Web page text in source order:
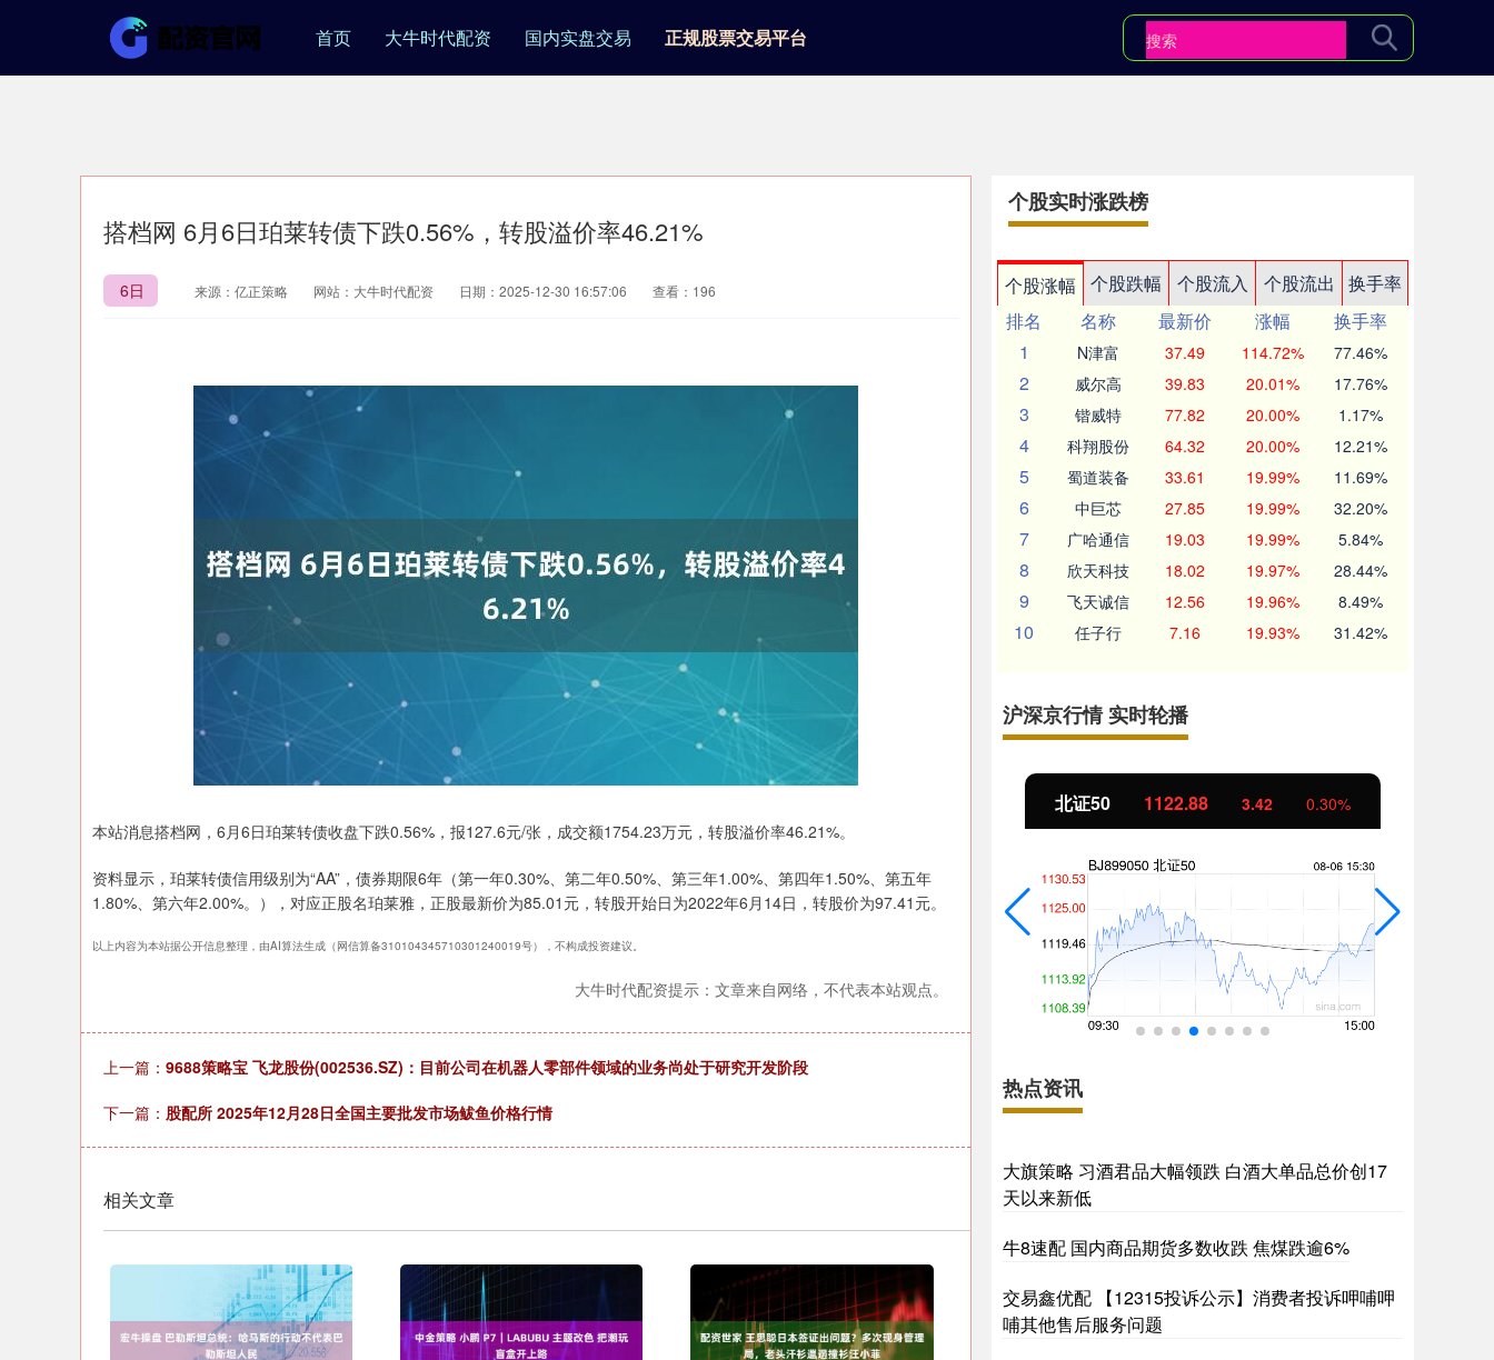
首页 大牛时代配资 国内实盘交易 正规股票交易平台
搭档网 6月6日珀莱转债下跌0.56%，转股溢价率46.21%
6日 来源：亿正策略 网站：大牛时代配资 日期：2025-12-30 16:57:06 查看：196
本站消息搭档网，6月6日珀莱转债收盘下跌0.56%，报127.6元/张，成交额1754.23万元，转股溢价率46.21%。
资料显示，珀莱转债信用级别为“AA”，债券期限6年（第一年0.30%、第二年0.50%、第三年1.00%、第四年1.50%、第五年
1.80%、第六年2.00%。），对应正股名珀莱雅，正股最新价为85.01元，转股开始日为2022年6月14日，转股价为97.41元。
以上内容为本站据公开信息整理，由AI算法生成（网信算备310104345710301240019号），不构成投资建议。
大牛时代配资提示：文章来自网络，不代表本站观点。
上一篇： 9688策略宝 飞龙股份(002536.SZ)：目前公司在机器人零部件领域的业务尚处于研究开发阶段
下一篇： 股配所 2025年12月28日全国主要批发市场鲅鱼价格行情
相关文章
个股实时涨跌榜
个股涨幅 个股跌幅 个股流入 个股流出
换手率
排名
名称 最新价 涨幅
换手率
1
N津富 37.49 114.72% 77.46%
2 威尔高 39.83 20.01% 17.76%
3 锴威特 77.82 20.00% 1.17%
4 科翔股份 64.32 20.00% 12.21%
5 蜀道装备 33.61 19.99% 11.69%
6 中巨芯 27.85 19.99% 32.20%
7 广哈通信 19.03 19.99% 5.84%
8 欣天科技 18.02 19.97% 28.44%
9 飞天诚信 12.56 19.96% 8.49%
10 任子行 7.16 19.93% 31.42%
沪深京行情 实时轮播
北证50 1122.88 3.42 0.30%
热点资讯
大旗策略 习酒君品大幅领跌 白酒大单品总价创17
天以来新低
牛8速配 国内商品期货多数收跌 焦煤跌逾6%
交易鑫优配 【12315投诉公示】消费者投诉呷哺呷
哺其他售后服务问题